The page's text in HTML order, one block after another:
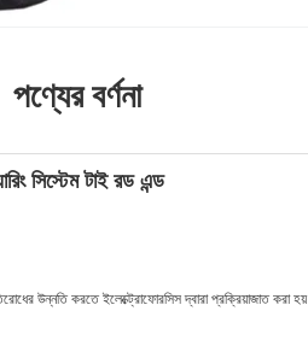
পণ্যের বর্ণনা
সিস্টেম টাই রড এন্ড
উন্নতি করতে ইলেক্ট্রোফোরসিস দ্বারা প্রক্রিয়াজাত করা হয়